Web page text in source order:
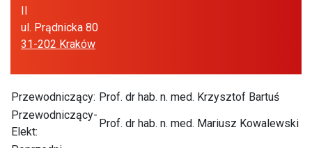
II
ul. Prądnicka 80
31-202 Kraków
Przewodniczący: Prof. dr hab. n. med. Krzysztof Bartuś
Przewodniczący-
Elekt:
Prof. dr hab. n. med. Mariusz Kowalewski